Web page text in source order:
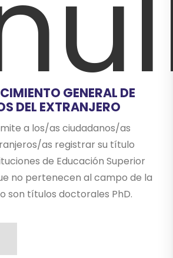
GENERAL DE
DEL EXTRANJERO
a los/as ciudadanos/as
as registrar su título
de Educación Superior
no pertenecen al campo de la
son títulos doctorales PhD.